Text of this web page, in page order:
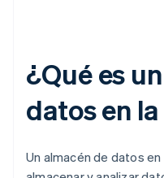
¿Qué es
datos en
Un almacén de datos